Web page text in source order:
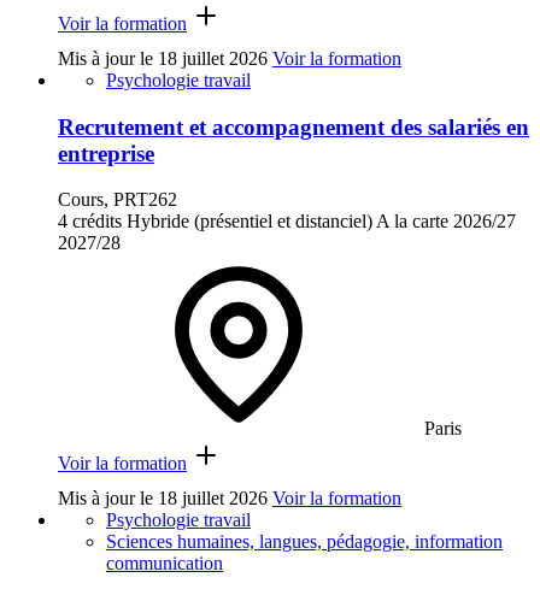
Voir la formation
Mis à jour le 18 juillet 2026 Voir la formation
Psychologie travail
Recrutement et accompagnement des salariés en
entreprise
Cours, PRT262
4 crédits Hybride (présentiel et distanciel) A la carte 2026/27
2027/28
Paris
Voir la formation
Mis à jour le 18 juillet 2026 Voir la formation
Psychologie travail
Sciences humaines, langues, pédagogie, information
communication